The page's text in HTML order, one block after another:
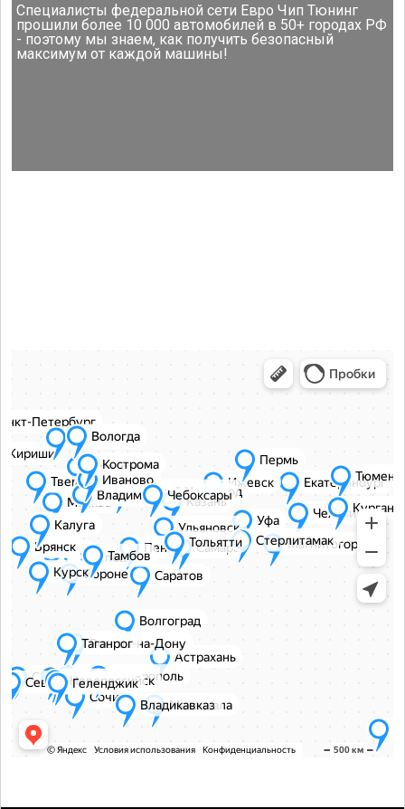
Специалисты федеральной сети Евро Чип Тюнинг
прошили более 10 000 автомобилей в 50+ городах РФ
- поэтому мы знаем, как получить безопасный
максимум от каждой машины!